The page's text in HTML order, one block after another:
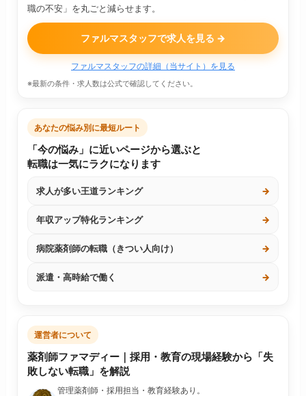
職の不安」を丸ごと減らせます。
ファルマスタッフで求人を見る →
ファルマスタッフの詳細（当サイト）を見る
※最新の条件・求人数は公式で確認してください。
あなたの悩み別に最短ルート
「今の悩み」に近いページから選ぶと
転職は一気にラクになります
求人が多い王道ランキング →
年収アップ特化ランキング →
病院薬剤師の転職（きつい人向け） →
派遣・高時給で働く →
運営者について
薬剤師ファマディー｜採用・教育の現場経験から「失
敗しない転職」を解説
管理薬剤師・採用担当・教育経験あり。